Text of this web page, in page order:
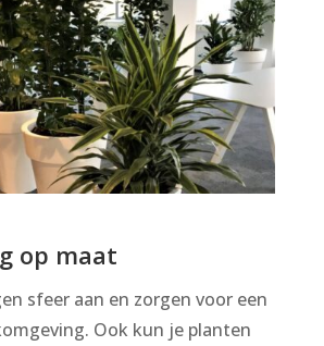
op maat
sfeer aan en zorgen voor een
Ook kun je planten